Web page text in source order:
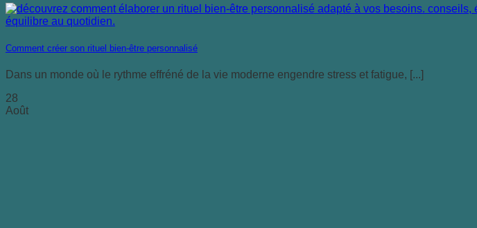
Comment créer son rituel bien-être personnalisé
Dans un monde où le rythme effréné de la vie moderne engendre stress et fatigue, [...]
28
Août